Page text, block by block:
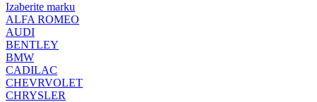
Izaberite marku
ALFA ROMEO
AUDI
BENTLEY
BMW
CADILAC
CHEVRVOLET
CHRYSLER